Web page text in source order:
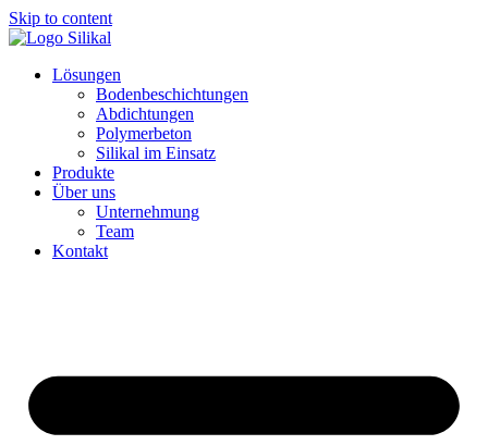
Skip to content
Lösungen
Bodenbeschichtungen
Abdichtungen
Polymerbeton
Silikal im Einsatz
Produkte
Über uns
Unternehmung
Team
Kontakt